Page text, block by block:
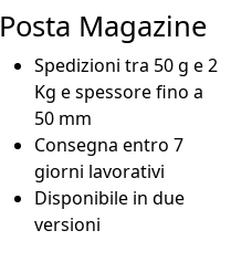
Posta Magazine
Spedizioni tra 50 g e 2
Kg e spessore fino a
50 mm
Consegna entro 7
giorni lavorativi
Disponibile in due
versioni